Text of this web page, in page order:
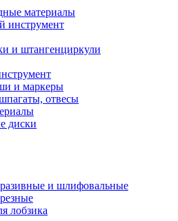
материалы
инструмент
и штангенциркули
и маркеры
отвесы
диски
и шлифовальные
лобзика